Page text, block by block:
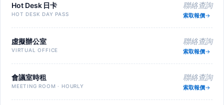
Hot Desk 日卡
HOT DESK DAY PASS
聯絡查詢
索取報價
虛擬辦公室
VIRTUAL OFFICE
聯絡查詢
索取報價
會議室時租
MEETING ROOM · HOURLY
聯絡查詢
索取報價